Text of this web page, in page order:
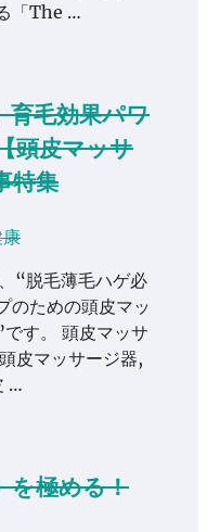
「The …
育毛効果パワ
頭皮マッサ
特集
“脱毛薄毛ハゲ必
のための頭皮マッ
す。 頭皮マッサ
皮マッサージ器,
…
を極める！